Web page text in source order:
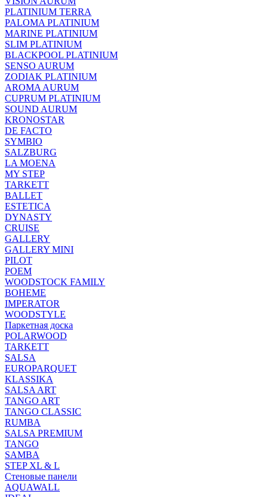
PLATINIUM TERRA
PALOMA PLATINIUM
MARINE PLATINIUM
SLIM PLATINIUM
BLACKPOOL PLATINIUM
SENSO AURUM
ZODIAK PLATINIUM
AROMA AURUM
CUPRUM PLATINIUM
SOUND AURUM
KRONOSTAR
DE FACTO
SYMBIO
SALZBURG
LA MOENA
MY STEP
TARKETT
BALLET
ESTETICA
DYNASTY
CRUISE
GALLERY
GALLERY MINI
PILOT
POEM
WOODSTOCK FAMILY
BOHEME
IMPERATOR
WOODSTYLE
Паркетная доска
POLARWOOD
TARKETT
SALSA
EUROPARQUET
KLASSIKA
SALSA ART
TANGO ART
TANGO CLASSIC
RUMBA
SALSA PREMIUM
TANGO
SAMBA
STEP XL & L
Стеновые панели
AQUAWALL